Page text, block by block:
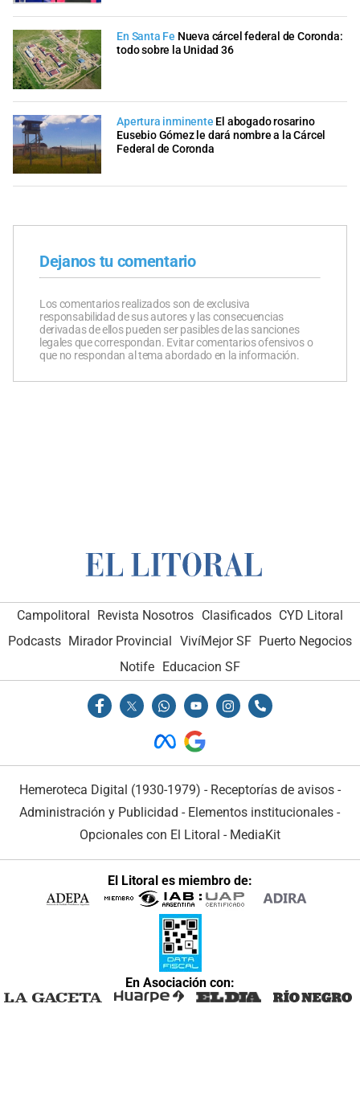
En Santa Fe Nueva cárcel federal de Coronda:
todo sobre la Unidad 36
Apertura inminente El abogado rosarino
Eusebio Gómez le dará nombre a la Cárcel
Federal de Coronda
Dejanos tu comentario
Los comentarios realizados son de exclusiva
responsabilidad de sus autores y las consecuencias
derivadas de ellos pueden ser pasibles de las sanciones
legales que correspondan. Evitar comentarios ofensivos o
que no respondan al tema abordado en la información.
Campolitoral Revista Nosotros Clasificados CYD Litoral
Podcasts Mirador Provincial VivíMejor SF Puerto Negocios
Notife Educacion SF
Hemeroteca Digital (1930-1979) - Receptorías de avisos -
Administración y Publicidad - Elementos institucionales -
Opcionales con El Litoral - MediaKit
El Litoral es miembro de:
En Asociación con: